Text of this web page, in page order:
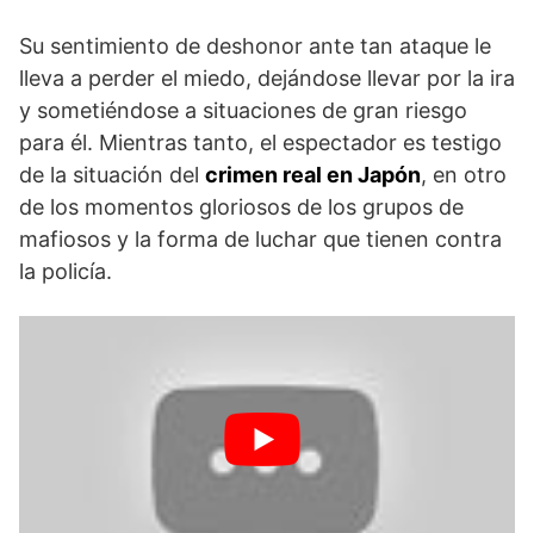
Su sentimiento de deshonor ante tan ataque le
lleva a perder el miedo, dejándose llevar por la ira
y sometiéndose a situaciones de gran riesgo
para él. Mientras tanto, el espectador es testigo
de la situación del crimen real en Japón, en otro
de los momentos gloriosos de los grupos de
mafiosos y la forma de luchar que tienen contra
la policía.